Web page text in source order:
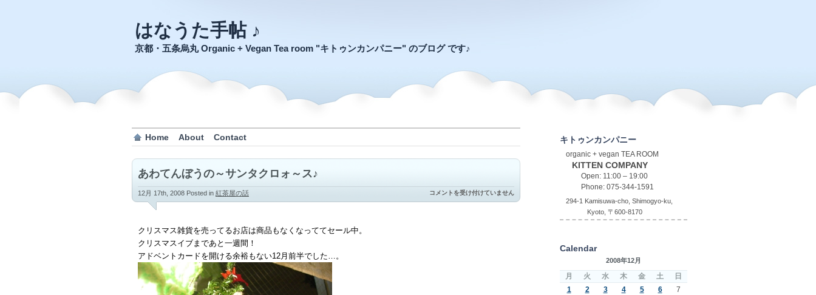
はなうた手帖 ♪
京都・五条烏丸 Organic + Vegan Tea room "キトゥンカンパニー" のブログ です♪
Home About Contact
あわてんぼうの～サンタクロォ～ス♪
12月 17th, 2008 Posted in 紅茶屋の話
あ
わ
コメントを受け付けていません
クリスマス雑貨を売ってるお店は商品もなくなっててセール中。
クリスマスイブまであと一週間！
アドベントカードを開ける余裕もない12月前半でした…。
キトゥンカンパニー
organic + vegan TEA ROOM
KITTEN COMPANY
Open: 11:00 – 19:00
Phone: 075-344-1591
294-1 Kamisuwa-cho, Shimogyo-ku,
Kyoto, 〒600-8170
Calendar
2008年12月
月 火 水 木 金 土
日
1
2 3 4 5 6
7